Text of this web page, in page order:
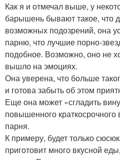
Как я и отмечал выше, у
барышень бывают такое, что
возможных подозрений, она
парню, что лучшие порно-
подобное. Возможно, оно не
вышло на эмоциях.
Она уверена, что больше
и готова забыть об этом
Еще она может «сгладить
повышенного
парня.
К примеру, будет только
приготовит много вкусной